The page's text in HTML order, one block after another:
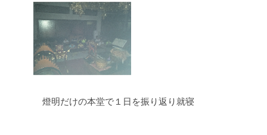
燈明だけの本堂で１日を振り返り就寝